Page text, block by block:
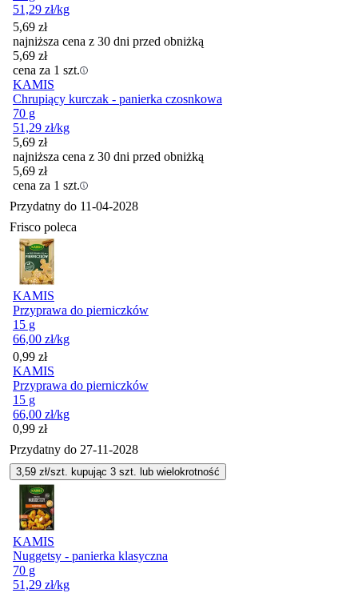
51,29 zł/kg
5,69 zł
najniższa cena z 30 dni przed obniżką
5,69 zł
cena za 1 szt.
KAMIS
Chrupiący kurczak - panierka czosnkowa
70 g
51,29 zł/kg
5,69 zł
najniższa cena z 30 dni przed obniżką
5,69 zł
cena za 1 szt.
Przydatny do 11-04-2028
Frisco poleca
KAMIS
Przyprawa do pierniczków
15 g
66,00 zł/kg
Cena
0,99 zł
KAMIS
Przyprawa do pierniczków
15 g
66,00 zł/kg
Cena
0,99 zł
Przydatny do 27-11-2028
3,59 zł/szt. kupując 3 szt. lub wielokrotność
KAMIS
Nuggetsy - panierka klasyczna
70 g
51,29 zł/kg